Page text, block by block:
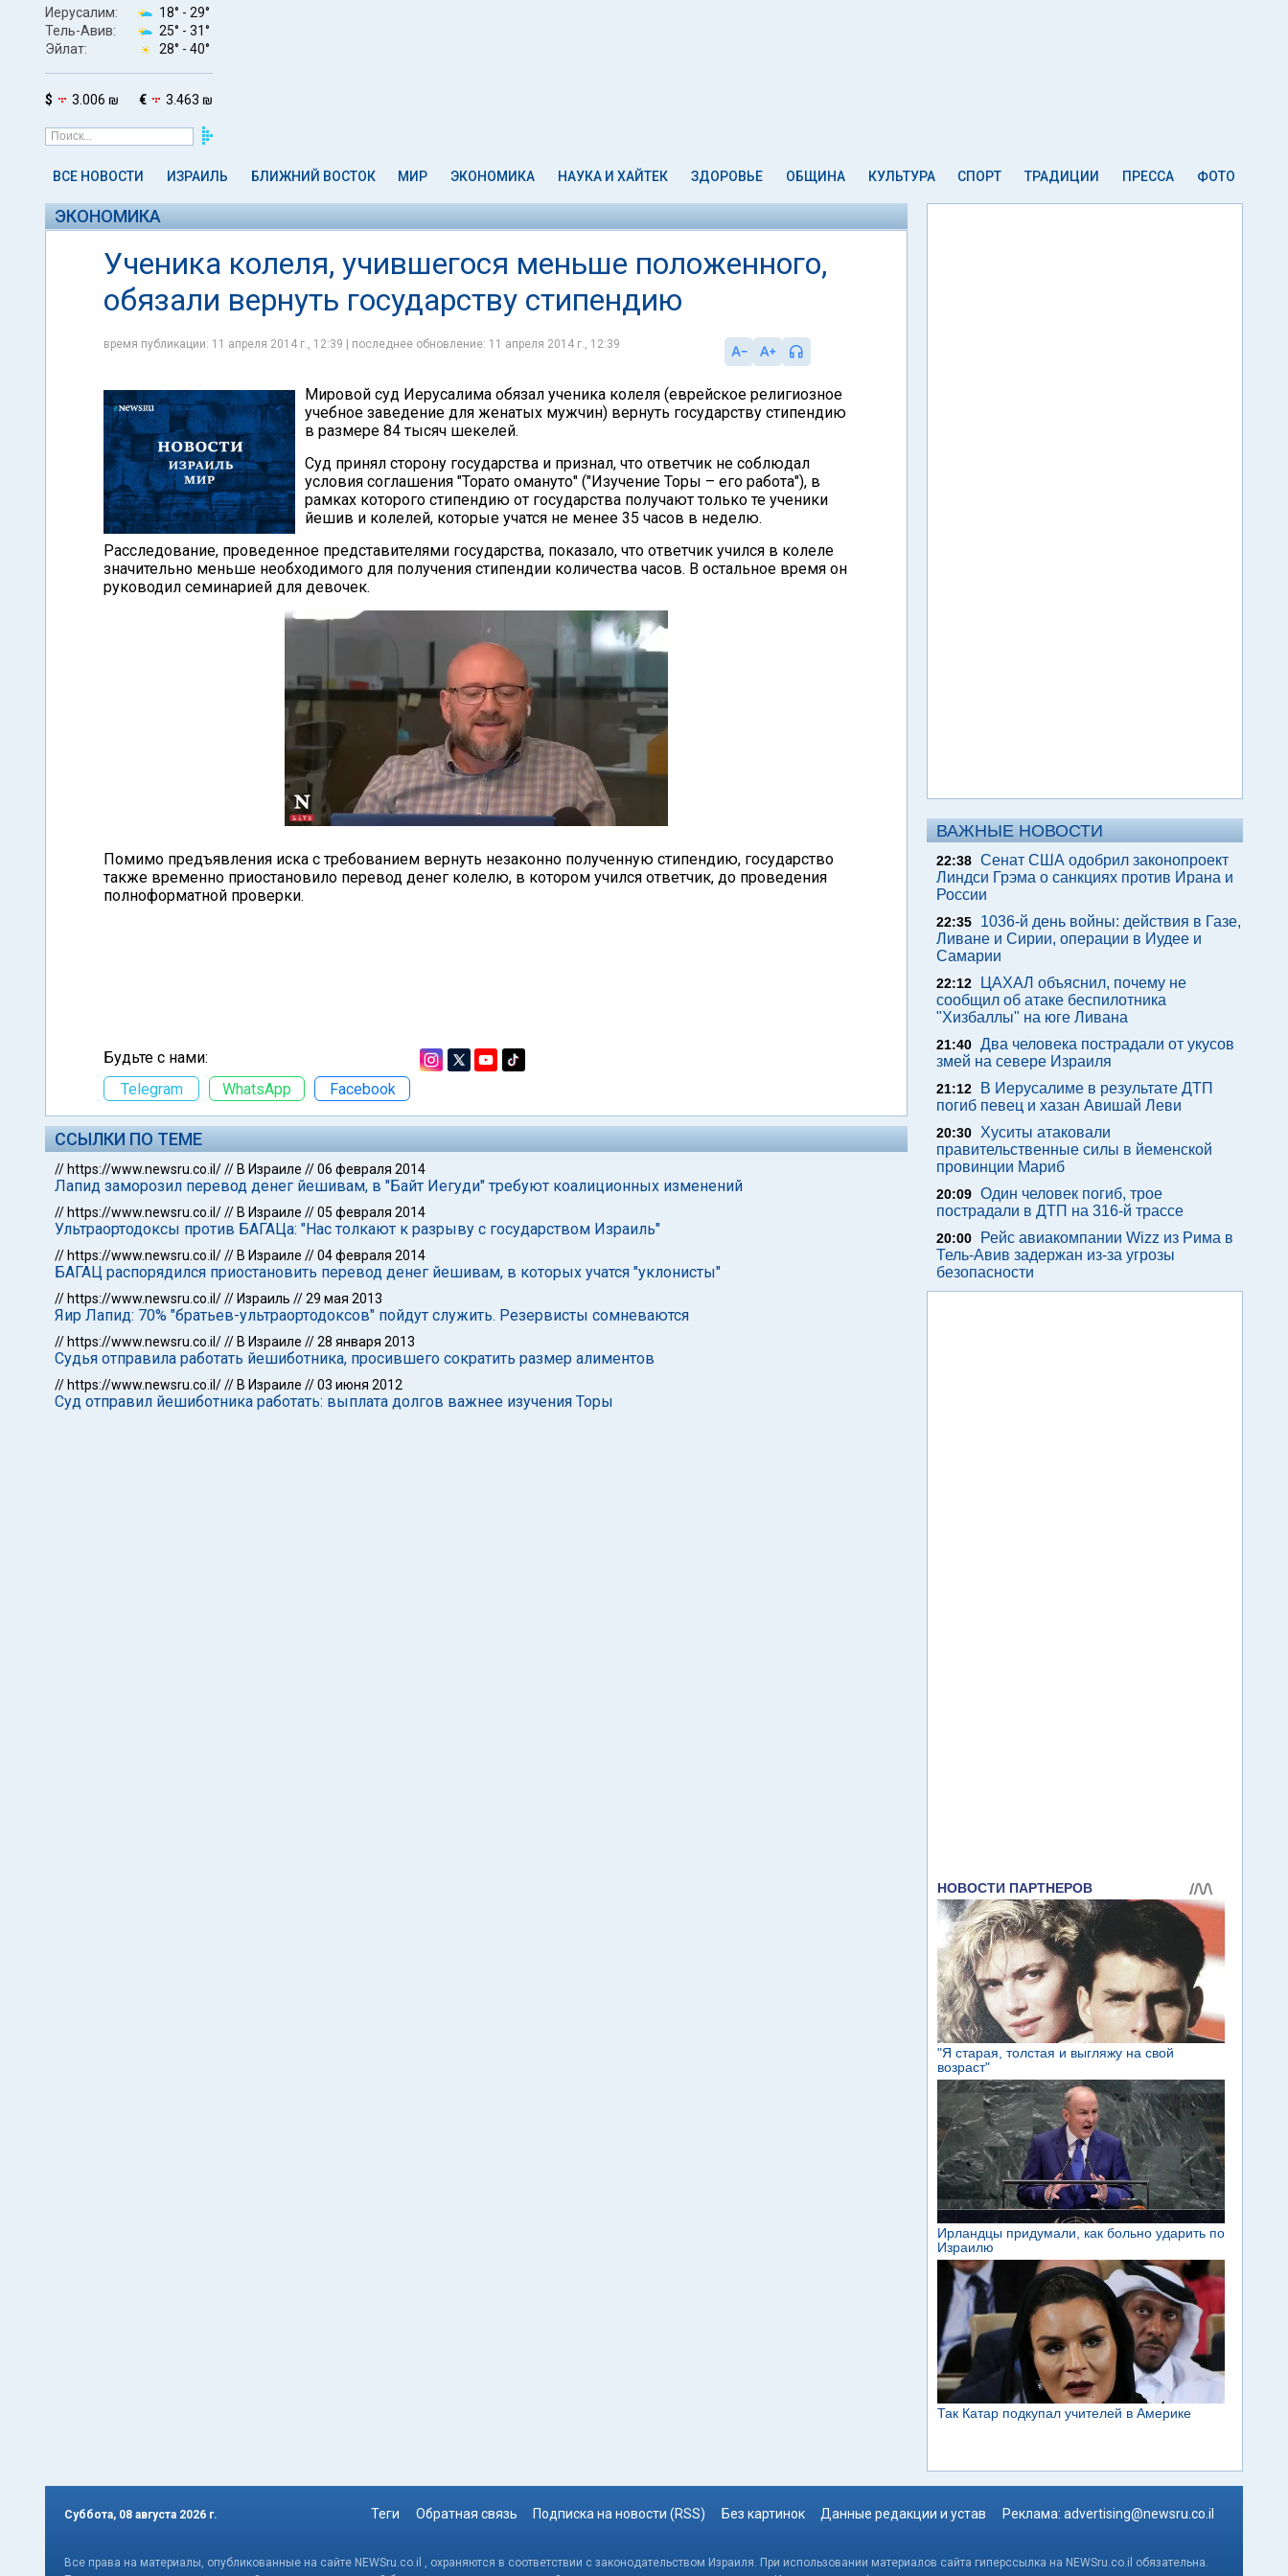
Иерусалим: 18° - 29°
Тель-Авив:
25° - 31°
Эйлат:
28° - 40°
$ 3.006 ₪ € 3.463 ₪
ВСЕ НОВОСТИ ИЗРАИЛЬ БЛИЖНИЙ ВОСТОК МИР ЭКОНОМИКА НАУКА И ХАЙТЕК ЗДОРОВЬЕ ОБЩИНА КУЛЬТУРА СПОРТ ТРАДИЦИИ ПРЕССА ФОТО
ЭКОНОМИКА
Ученика колеля, учившегося меньше положенного,
обязали вернуть государству стипендию
время публикации: 11 апреля 2014 г., 12:39 | последнее обновление: 11 апреля 2014 г., 12:39
Мировой суд Иерусалима обязал ученика колеля (еврейское религиозное
учебное заведение для женатых мужчин) вернуть государству стипендию
в размере 84 тысяч шекелей.
Суд принял сторону государства и признал, что ответчик не соблюдал
условия соглашения "Торато омануто" ("Изучение Торы – его работа"), в
рамках которого стипендию от государства получают только те ученики
йешив и колелей, которые учатся не менее 35 часов в неделю.
Расследование, проведенное представителями государства, показало, что ответчик учился в колеле
значительно меньше необходимого для получения стипендии количества часов. В остальное время он
руководил семинарией для девочек.
Помимо предъявления иска с требованием вернуть незаконно полученную стипендию, государство
также временно приостановило перевод денег колелю, в котором учился ответчик, до проведения
полноформатной проверки.
Будьте с нами:
Telegram
WhatsApp Facebook
ССЫЛКИ ПО ТЕМЕ
// https://www.newsru.co.il/// В Израиле //06 февраля 2014
Лапид заморозил перевод денег йешивам, в "Байт Иегуди" требуют коалиционных изменений
// https://www.newsru.co.il/// В Израиле //05 февраля 2014
Ультраортодоксы против БАГАЦа: "Нас толкают к разрыву с государством Израиль"
// https://www.newsru.co.il/// В Израиле //04 февраля 2014
БАГАЦ распорядился приостановить перевод денег йешивам, в которых учатся "уклонисты"
// https://www.newsru.co.il/// Израиль //29 мая 2013
Яир Лапид: 70% "братьев-ультраортодоксов" пойдут служить. Резервисты сомневаются
// https://www.newsru.co.il/// В Израиле //28 января 2013
Судья отправила работать йешиботника, просившего сократить размер алиментов
// https://www.newsru.co.il/// В Израиле //03 июня 2012
Суд отправил йешиботника работать: выплата долгов важнее изучения Торы
ВАЖНЫЕ НОВОСТИ
22:38 Сенат США одобрил законопроект
Линдси Грэма о санкциях против Ирана и
России
22:35
1036-й день войны: действия в Газе,
Ливане и Сирии, операции в Иудее и
Самарии
22:12
ЦАХАЛ объяснил, почему не
сообщил об атаке беспилотника
"Хизбаллы" на юге Ливана
21:40 Два человека пострадали от укусов
змей на севере Израиля
21:12
В Иерусалиме в результате ДТП
погиб певец и хазан Авишай Леви
20:30
Хуситы атаковали
правительственные силы в йеменской
провинции Мариб
20:09 Один человек погиб, трое
пострадали в ДТП на 316-й трассе
20:00
Рейс авиакомпании Wizz из Рима в
Тель-Авив задержан из-за угрозы
безопасности
Суббота, 08 августа 2026 г. Теги Обратная связь Подписка на новости (RSS) Без картинок Данные редакции и устав Реклама: advertising@newsru.co.il
Все права на материалы, опубликованные на сайте NEWSru.co.il , охраняются в соответствии с законодательством Израиля. При использовании материалов сайта гиперссылка на NEWSru.co.il обязательна.